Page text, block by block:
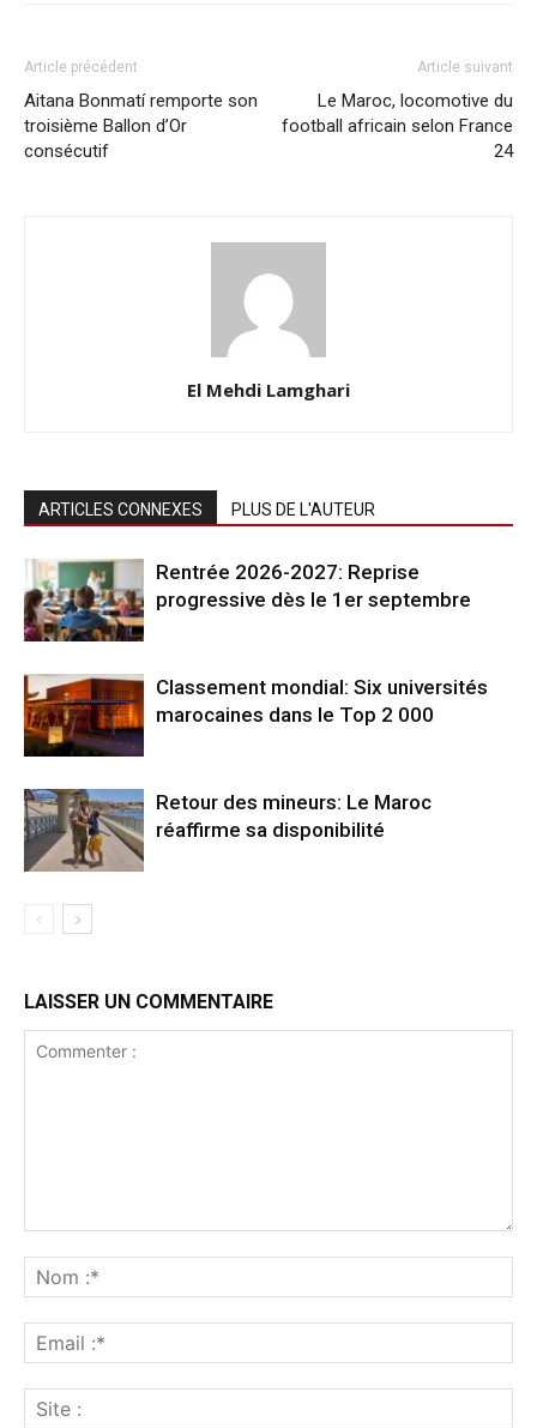
Article précédent
Aitana Bonmatí remporte son
troisième Ballon d’Or
consécutif
Article suivant
Le Maroc, locomotive du
football africain selon France
24
El Mehdi Lamghari
ARTICLES CONNEXES PLUS DE L'AUTEUR
Rentrée 2026-2027: Reprise
progressive dès le 1er septembre
Classement mondial: Six universités
marocaines dans le Top 2 000
Retour des mineurs: Le Maroc
réaffirme sa disponibilité
LAISSER UN COMMENTAIRE